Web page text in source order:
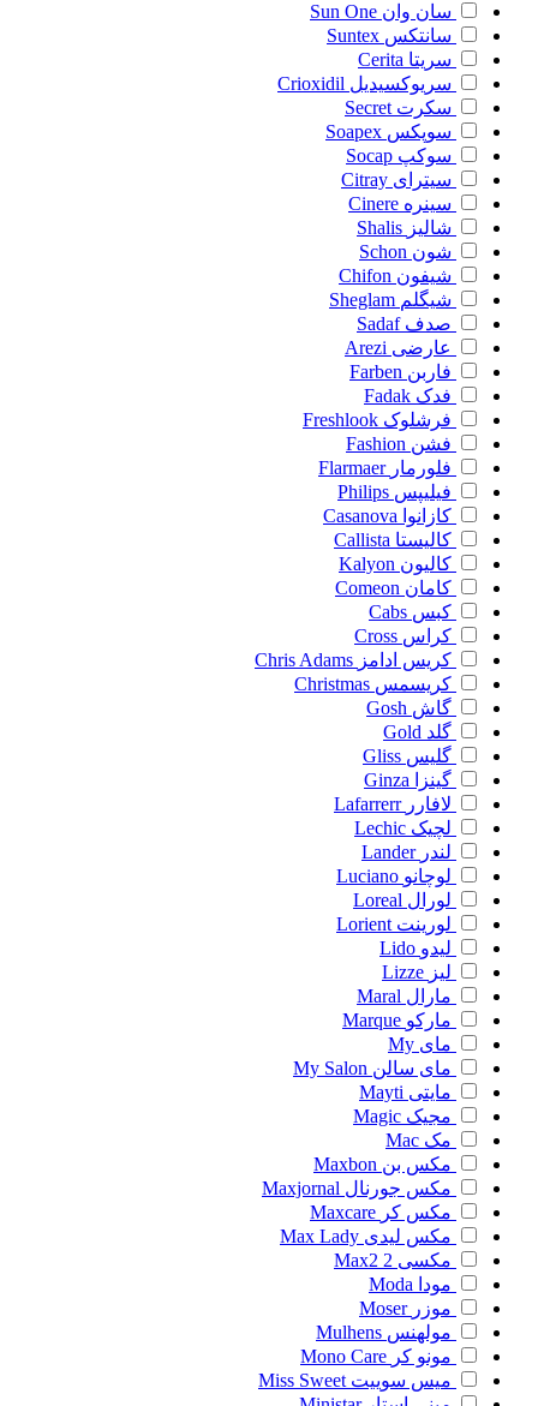
سان وان Sun One
سانتکس Suntex
سریتا Cerita
سریوکسیدیل Crioxidil
سکرت Secret
سوپکس Soapex
سوکپ Socap
سیترای Citray
سینره Cinere
شالیز Shalis
شون Schon
شیفون Chifon
شیگلم Sheglam
صدف Sadaf
عارضی Arezi
فاربن Farben
فدک Fadak
فرشلوک Freshlook
فشن Fashion
فلورمار Flarmaer
فیلیپس Philips
کازانوا Casanova
کالیستا Callista
کالیون Kalyon
کامان Comeon
کبس Cabs
کراس Cross
کریس ادامز Chris Adams
کریسمس Christmas
گاش Gosh
گلد Gold
گلیس Gliss
گینزا
Ginza
لافارر Lafarrerr
لچیک Lechic
لندر Lander
لوچانو Luciano
لورال Loreal
لورینت Lorient
لیدو Lido
لیز Lizze
مارال Maral
مارکو Marque
مای My
مای سالن My Salon
مایتی Mayti
مجیک Magic
مک Mac
مکس بن Maxbon
مکس جورنال Maxjornal
مکس کر Maxcare
مکس لیدی Max Lady
مکسی 2
Max2
مودا Moda
موزر Moser
مولهنس Mulhens
مونو کر Mono Care
میس سوییت Miss Sweet